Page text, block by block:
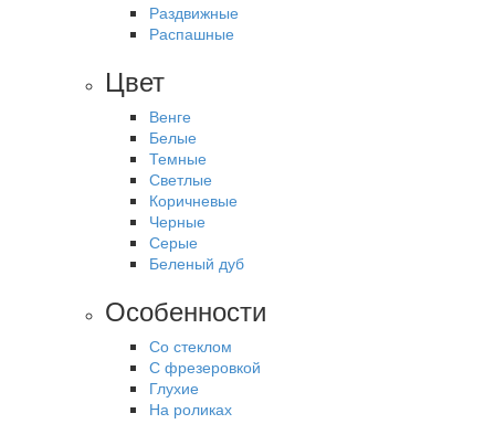
Раздвижные
Распашные
Цвет
Венге
Белые
Темные
Светлые
Коричневые
Черные
Серые
Беленый дуб
Особенности
Со стеклом
С фрезеровкой
Глухие
На роликах